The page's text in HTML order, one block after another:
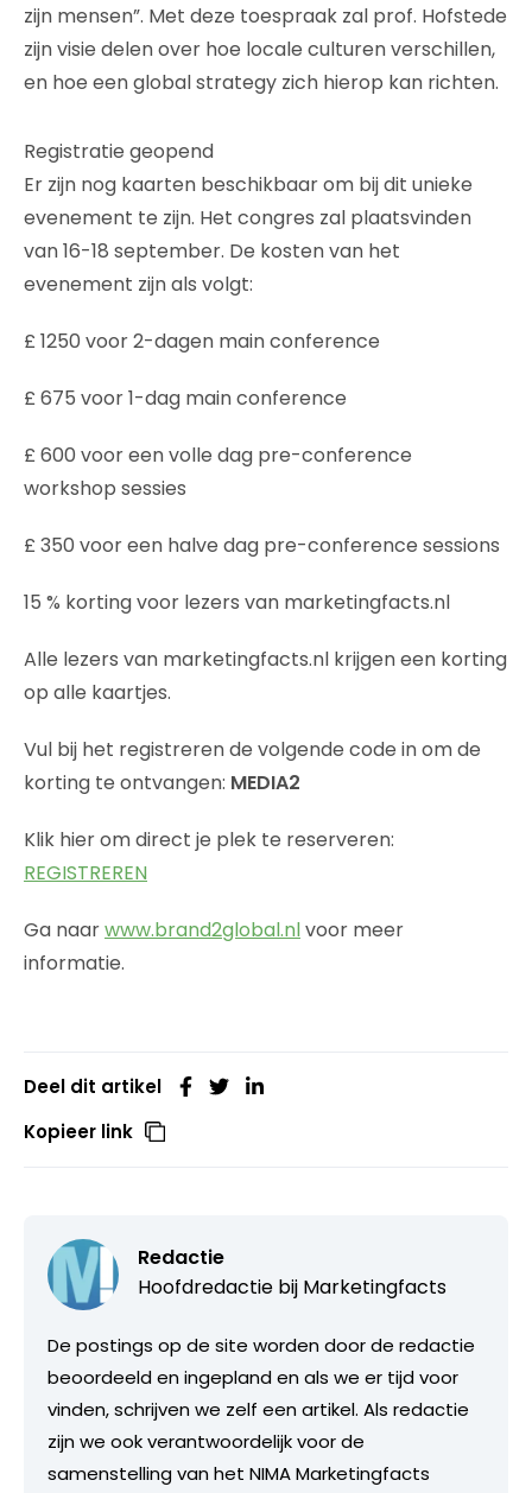
zijn mensen”. Met deze toespraak zal prof. Hofstede
zijn visie delen over hoe locale culturen verschillen,
en hoe een global strategy zich hierop kan richten.
Registratie geopend
Er zijn nog kaarten beschikbaar om bij dit unieke
evenement te zijn. Het congres zal plaatsvinden
van 16-18 september. De kosten van het
evenement zijn als volgt:
£ 1250 voor 2-dagen main conference
£ 675 voor 1-dag main conference
£ 600 voor een volle dag pre-conference
workshop sessies
£ 350 voor een halve dag pre-conference sessions
15 % korting voor lezers van marketingfacts.nl
Alle lezers van marketingfacts.nl krijgen een korting
op alle kaartjes.
Vul bij het registreren de volgende code in om de
korting te ontvangen: MEDIA2
Klik hier om direct je plek te reserveren:
REGISTREREN
Ga naarwww.brand2global.nlvoor meer
informatie.
Deel dit artikel
Kopieer link
Redactie
Hoofdredactie bij Marketingfacts
De postings op de site worden door de redactie
beoordeeld en ingepland en als we er tijd voor
vinden, schrijven we zelf een artikel. Als redactie
zijn we ook verantwoordelijk voor de
samenstelling van het NIMA Marketingfacts